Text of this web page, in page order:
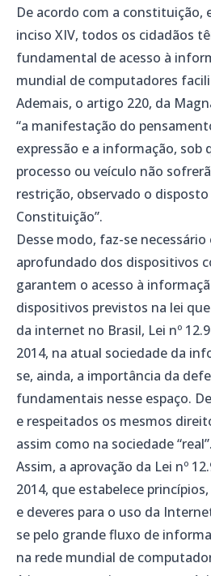
De acordo com a constituição,
inciso XIV, todos os cidadãos
fundamental de acesso à
mundial de computadores
Ademais, o artigo 220, da
“a manifestação do
expressão e a informação, sob
processo ou veículo não
restrição, observado o
Constituição”.
Desse modo, faz-se
aprofundado dos dispositivos
garantem o acesso à
dispositivos previstos na lei
da internet no Brasil, Lei nº
2014, na atual sociedade da
se, ainda, a importância da
fundamentais nesse espaço.
e respeitados os mesmos
assim como na sociedade “real”.
Assim, a aprovação da Lei nº
2014, que estabelece
e deveres para o uso da
se pelo grande fluxo de
na rede mundial de